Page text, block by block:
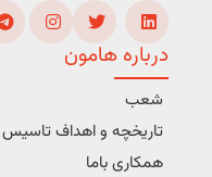
درباره هامون
شعب
تاریخچه و اهداف تاسیس
همکاری باما